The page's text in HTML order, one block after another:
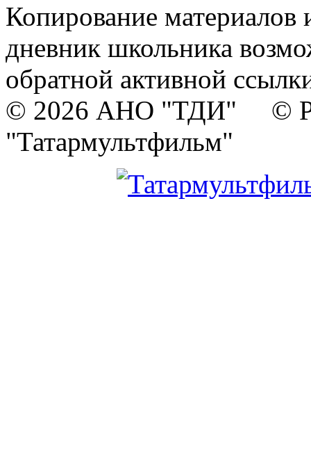
Копирование материалов
дневник школьника
обратной активной
© 2026 АНО "ТДИ" ©
"Татармультфильм"